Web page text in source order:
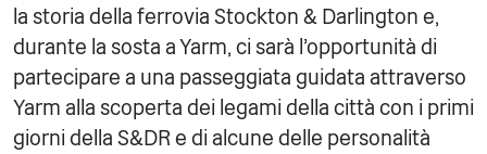
la storia della ferrovia Stockton & Darlington e,
durante la sosta a Yarm, ci sarà l'opportunità di
partecipare a una passeggiata guidata attraverso
Yarm alla scoperta dei legami della città con i primi
giorni della S&DR e di alcune delle personalità